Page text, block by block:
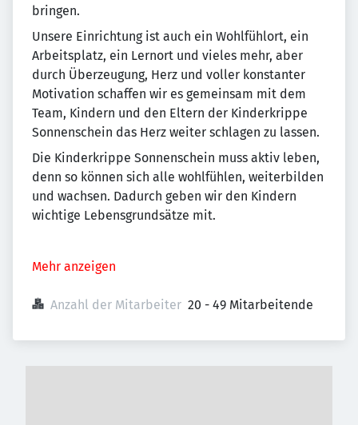
bringen.
Unsere Einrichtung ist auch ein Wohlfühlort, ein
Arbeitsplatz, ein Lernort und vieles mehr, aber
durch Überzeugung, Herz und voller konstanter
Motivation schaffen wir es gemeinsam mit dem
Team, Kindern und den Eltern der Kinderkrippe
Sonnenschein das Herz weiter schlagen zu lassen.
Die Kinderkrippe Sonnenschein muss aktiv leben,
denn so können sich alle wohlfühlen, weiterbilden
und wachsen. Dadurch geben wir den Kindern
wichtige Lebensgrundsätze mit.
Mehr anzeigen
Anzahl der Mitarbeiter 20 - 49 Mitarbeitende